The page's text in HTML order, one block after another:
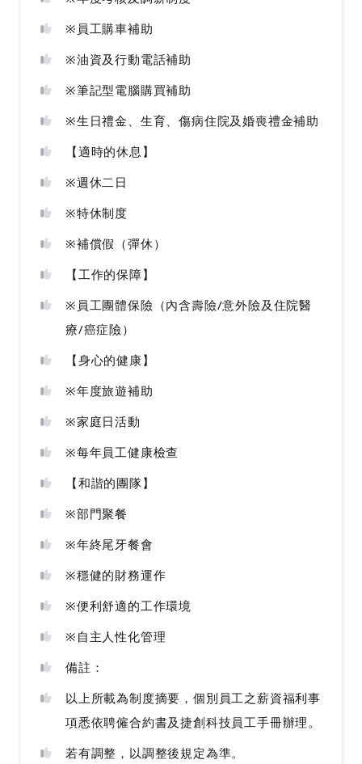
※員工購車補助
※油資及行動電話補助
※筆記型電腦購買補助
※生日禮金、生育、傷病住院及婚喪禮金補助
【適時的休息】
※週休二日
※特休制度
※補償假（彈休）
【工作的保障】
※員工團體保險（內含壽險/意外險及住院醫
療/癌症險）
【身心的健康】
※年度旅遊補助
※家庭日活動
※每年員工健康檢查
【和諧的團隊】
※部門聚餐
※年終尾牙餐會
※穩健的財務運作
※便利舒適的工作環境
※自主人性化管理
備註：
以上所載為制度摘要，個別員工之薪資福利事
項悉依聘僱合約書及捷創科技員工手冊辦理。
若有調整，以調整後規定為準。